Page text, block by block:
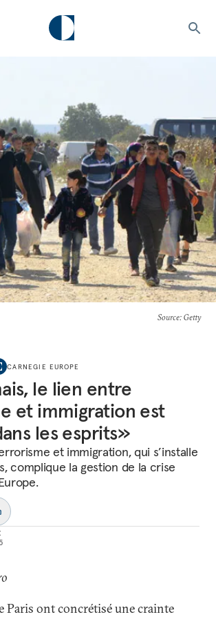
Source: Getty
CARNEGIE EUROPE
le lien entre
et immigration est
les esprits»
et immigration, qui s’installe
complique la gestion de la crise
Paris ont concrétisé une crainte